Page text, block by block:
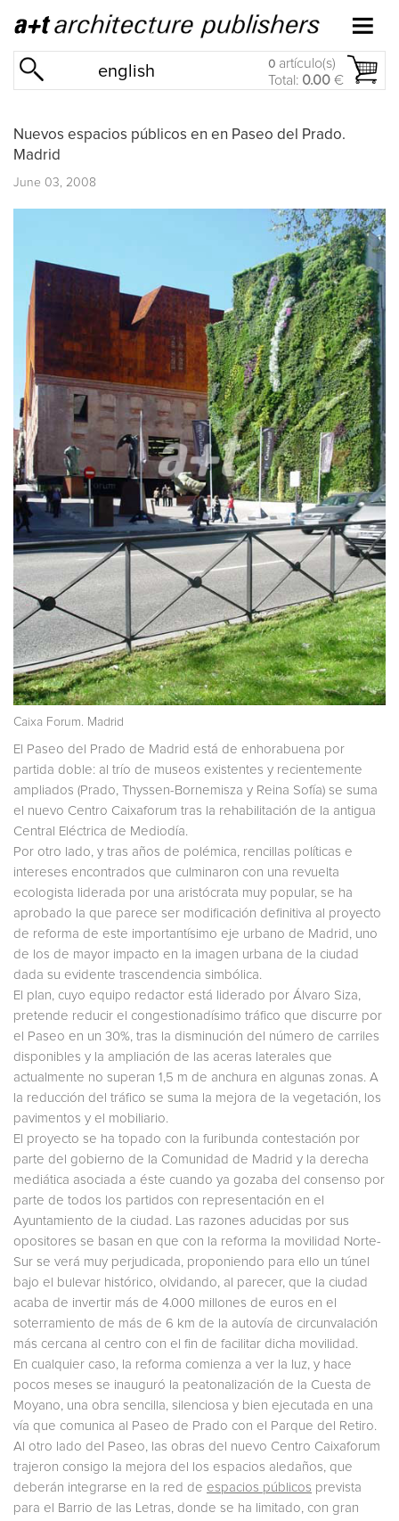
english 0 artículo(s)
Total: 0.00 €
Nuevos espacios públicos en en Paseo del Prado.
Madrid
June 03, 2008
Caixa Forum. Madrid
El Paseo del Prado de Madrid está de enhorabuena por
partida doble: al trío de museos existentes y recientemente
ampliados (Prado, Thyssen-Bornemisza y Reina Sofía) se suma
el nuevo Centro Caixaforum tras la rehabilitación de la antigua
Central Eléctrica de Mediodía.
Por otro lado, y tras años de polémica, rencillas políticas e
intereses encontrados que culminaron con una revuelta
ecologista liderada por una aristócrata muy popular, se ha
aprobado la que parece ser modificación definitiva al proyecto
de reforma de este importantísimo eje urbano de Madrid, uno
de los de mayor impacto en la imagen urbana de la ciudad
dada su evidente trascendencia simbólica.
El plan, cuyo equipo redactor está liderado por Álvaro Siza,
pretende reducir el congestionadísimo tráfico que discurre por
el Paseo en un 30%, tras la disminución del número de carriles
disponibles y la ampliación de las aceras laterales que
actualmente no superan 1,5 m de anchura en algunas zonas. A
la reducción del tráfico se suma la mejora de la vegetación, los
pavimentos y el mobiliario.
El proyecto se ha topado con la furibunda contestación por
parte del gobierno de la Comunidad de Madrid y la derecha
mediática asociada a éste cuando ya gozaba del consenso por
parte de todos los partidos con representación en el
Ayuntamiento de la ciudad. Las razones aducidas por sus
opositores se basan en que con la reforma la movilidad Norte-
Sur se verá muy perjudicada, proponiendo para ello un túnel
bajo el bulevar histórico, olvidando, al parecer, que la ciudad
acaba de invertir más de 4.000 millones de euros en el
soterramiento de más de 6 km de la autovía de circunvalación
más cercana al centro con el fin de facilitar dicha movilidad.
En cualquier caso, la reforma comienza a ver la luz, y hace
pocos meses se inauguró la peatonalización de la Cuesta de
Moyano, una obra sencilla, silenciosa y bien ejecutada en una
vía que comunica al Paseo de Prado con el Parque del Retiro.
Al otro lado del Paseo, las obras del nuevo Centro Caixaforum
trajeron consigo la mejora del los espacios aledaños, que
deberán integrarse en la red de espacios públicos prevista
para el Barrio de las Letras, donde se ha limitado, con gran